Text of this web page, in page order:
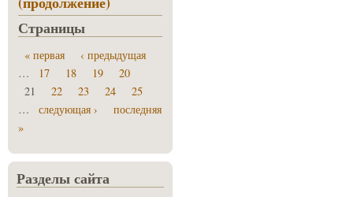
Страницы
« первая
‹ предыдущая
…
17 18 19
20
21
22 23 24
25
…
следующая ›
последняя
»
Разделы сайта